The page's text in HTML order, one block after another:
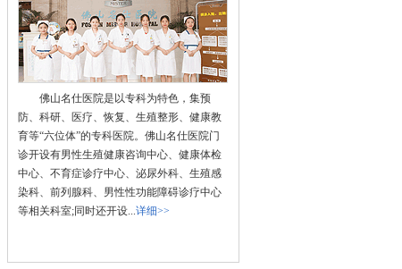
佛山名仕医院是以专科为特色，集预
防、科研、医疗、恢复、生殖整形、健康教
育等“六位体”的专科医院。佛山名仕医院门
诊开设有男性生殖健康咨询中心、健康体检
中心、不育症诊疗中心、泌尿外科、生殖感
染科、前列腺科、男性性功能障碍诊疗中心
等相关科室;同时还开设...详细>>